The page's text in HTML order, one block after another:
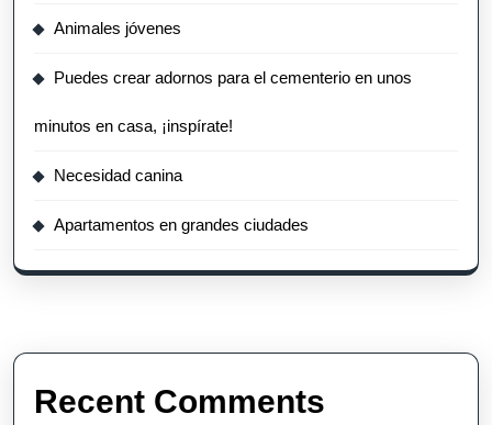
Animales jóvenes
Puedes crear adornos para el cementerio en unos
minutos en casa, ¡inspírate!
Necesidad canina
Apartamentos en grandes ciudades
Recent Comments